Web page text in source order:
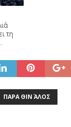
τη
ΠΑΡΆ ΘΙΝ΄ ΑΛΌΣ